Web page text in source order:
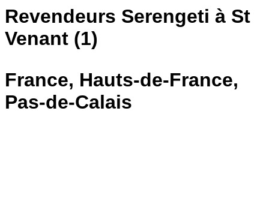
Revendeurs Serengeti à St
Venant (1)
France, Hauts-de-France,
Pas-de-Calais